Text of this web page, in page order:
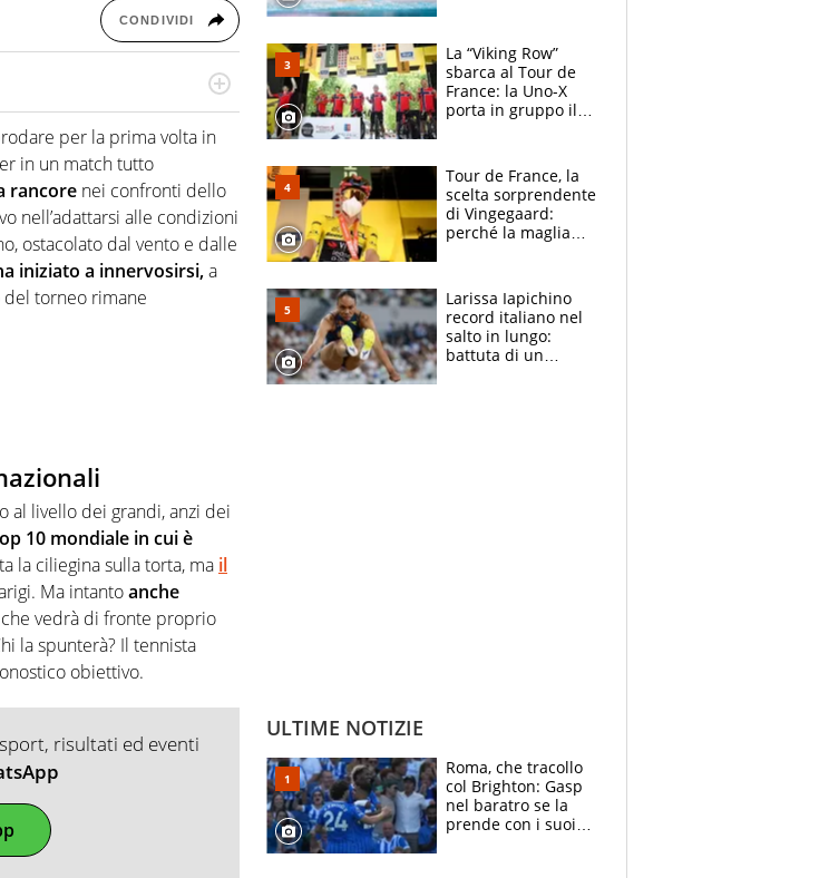
CONDIVIDI
una nicchia di esperti, lui ne
social del mondo delle
per la prima volta in
in un match tutto
rancore nei confronti dello
nell’adattarsi alle condizioni
ostacolato dal vento e dalle
iniziato a innervosirsi,a
del torneo rimane
al livello dei grandi, anzi dei
10 mondiale in cui è
la ciliegina sulla torta, ma il
Ma intantoanche
vedrà di fronte proprio
la spunterà? Il tennista
obiettivo.
risultati ed eventi
mirino
La “Viking Row”
sbarca al Tour de
France: la Uno-X
porta in gruppo il
compagni
Tour de France, la
scelta sorprendente
di Vingegaard:
perché la maglia
rischio da evitare
Larissa Iapichino
record italiano nel
salto in lungo:
battuta di un
ULTIME NOTIZIE
Roma, che tracollo
col Brighton: Gasp
nel baratro se la
prende con i suoi